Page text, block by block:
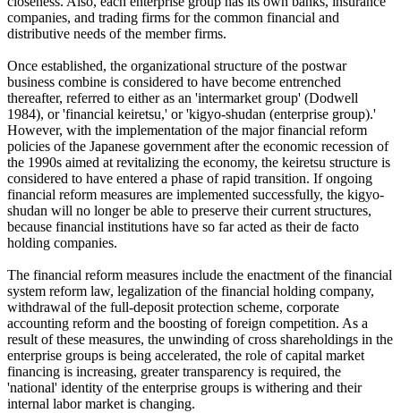
companies, and trading firms for the common financial and
distributive needs of the member firms.
Once established, the organizational structure of the postwar
business combine is considered to have become entrenched
thereafter, referred to either as an 'intermarket group' (Dodwell
1984), or 'financial keiretsu,' or 'kigyo-shudan (enterprise group).'
However, with the implementation of the major financial reform
policies of the Japanese government after the economic recession of
the 1990s aimed at revitalizing the economy, the keiretsu structure is
considered to have entered a phase of rapid transition. If ongoing
financial reform measures are implemented successfully, the kigyo-
shudan will no longer be able to preserve their current structures,
because financial institutions have so far acted as their de facto
holding companies.
The financial reform measures include the enactment of the financial
system reform law, legalization of the financial holding company,
withdrawal of the full-deposit protection scheme, corporate
accounting reform and the boosting of foreign competition. As a
result of these measures, the unwinding of cross shareholdings in the
enterprise groups is being accelerated, the role of capital market
financing is increasing, greater transparency is required, the
'national' identity of the enterprise groups is withering and their
internal labor market is changing.